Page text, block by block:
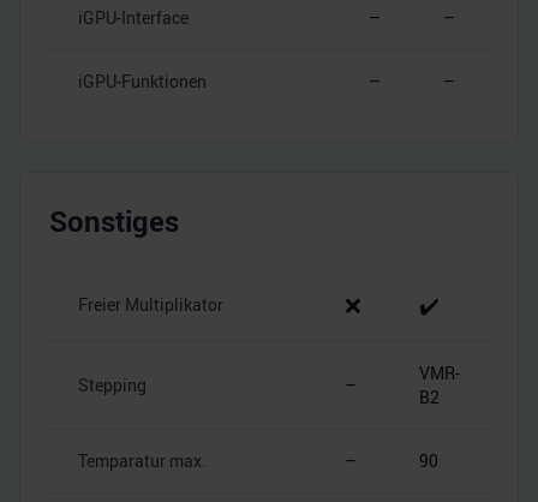
iGPU-Interface – –
iGPU-Funktionen – –
Sonstiges
Freier Multiplikator ❌ ✔️
Stepping –
VMR-
B2
Temparatur max. – 90